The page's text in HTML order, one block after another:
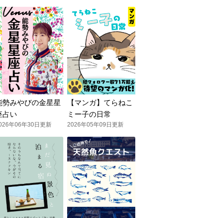
勢みやびの金星星
占い
年06年30日更新
【マンガ】てらねこ
ミー子の日常
2026年05年09日更新